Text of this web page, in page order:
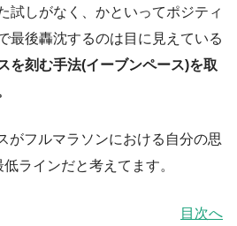
試しがなく、かといってポジティ
最後轟沈するのは目に見えている
を刻む手法(イーブンペース)を取
がフルマラソンにおける自分の思
ラインだと考えてます。
目次へ